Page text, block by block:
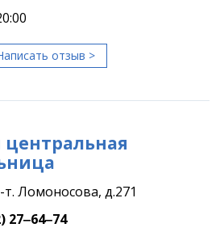
отзыв >
т. Ломоносова, д.271
27‒64‒74